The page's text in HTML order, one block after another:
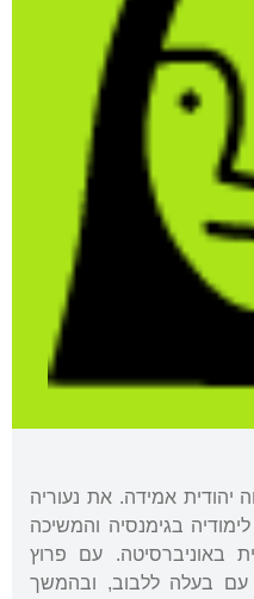
יהודית אמידה. את נעוריה
בגימנסיה והמשיכה
באוניברסיטה. עם פרוץ
עם בעלה ללבוב, ובהמשך